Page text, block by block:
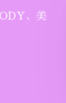
、美